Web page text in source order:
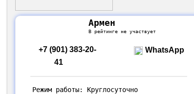
Армен
В рейтинге не участвует
+7 (901) 383-20-
41
WhatsApp
Режим работы: Круглосуточно